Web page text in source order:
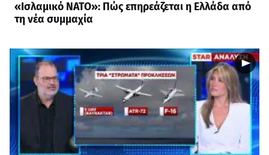
«Ισλαμικό ΝΑΤΟ»: Πώς επηρεάζεται η Ελλάδα από
τη νέα συμμαχία